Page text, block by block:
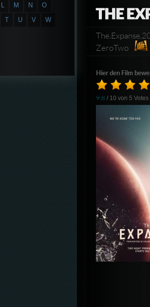
THE
ZeroTwo
Hier den Film
9.8 / 10 von5 Votes
L M N
O
T U V
W